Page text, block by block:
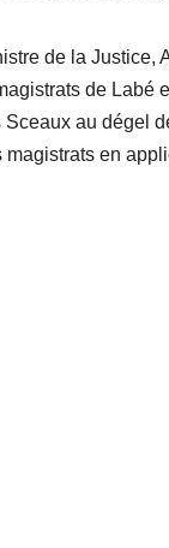
de la Justice,
de Labé
au dégel
en